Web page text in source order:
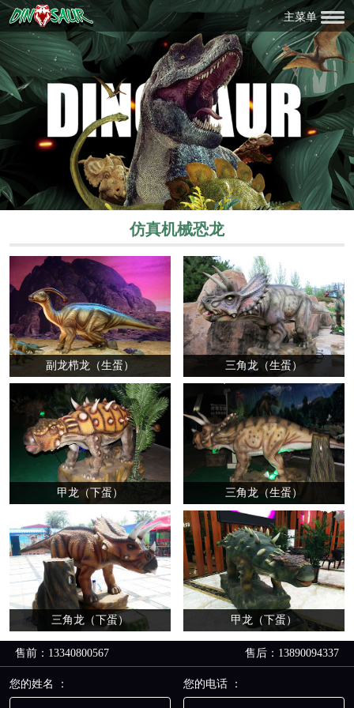
主菜单
仿真机械恐龙
副龙栉龙（生蛋） 三角龙（生蛋）
甲龙（下蛋） 三角龙（生蛋）
三角龙（下蛋） 甲龙（下蛋）
售前：13340800567 售后：13890094337
您的姓名 ： 您的电话 ：